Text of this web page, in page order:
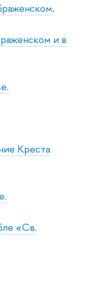
и в
Креста
«Св.